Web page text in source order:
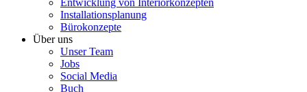
Entwicklung von Interiorkonzepten
Installationsplanung
Bürokonzepte
Über uns
Unser Team
Jobs
Social Media
Buch